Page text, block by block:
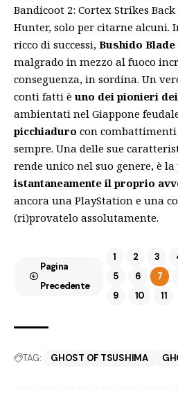
Bandicoot 2: Cortex Strikes
Hunter, solo per citarne alcuni.
ricco di successi, Bushido Blade
malgrado in mezzo al fuoco
conseguenza, in sordina. Un
conti fatti è uno dei pionieri
ambientati nel Giappone
picchiaduro con combattimenti
sempre. Una delle sue
rende unico nel suo genere, è
istantaneamente il proprio
ancora una PlayStation e una
(ri)provatelo assolutamente.
Pagina
Precedente
1 2 3
5
6 7
9
10 11
TAG: GHOST OF TSUSHIMA